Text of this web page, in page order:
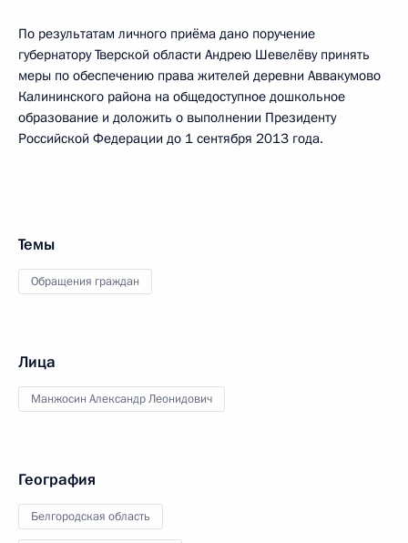
По результатам личного приёма дано поручение
губернатору Тверской области Андрею Шевелёву принять
меры по обеспечению права жителей деревни Аввакумово
Калининского района на общедоступное дошкольное
образование и доложить о выполнении Президенту
Российской Федерации до 1 сентября 2013 года.
Темы
Обращения граждан
Лица
Манжосин Александр Леонидович
География
Белгородская область